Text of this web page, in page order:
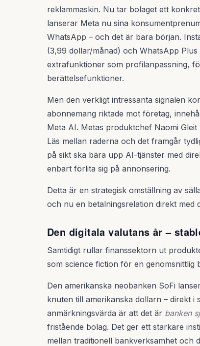
reklammaskin. Nu tar bolaget ett
lanserar Meta nu sina
WhatsApp – och det är bara början.
(3,99 dollar/månad) och WhatsApp
extrafunktioner som profilanpassning,
berättelsefunktioner.
Men den verkligt intressanta signalen
abonnemang riktade mot företag,
Meta AI. Metas produktchef Naomi
Läs mellan raderna och det framgår
på sikt ska bära upp AI-tjänster med
enbart förlita sig på annonsering.
Detta är en strategisk omställning av
och nu en betalningsrelation direkt med
Den digitala valutans år –
Samtidigt rullar finanssektorn ut
som science fiction för en genomsnittlig
Den amerikanska neobanken SoFi
knuten till amerikanska dollarn – direkt
anmärkningsvärda är att det är banken
fristående bolag. Det ger ett starkare
mellan traditionell bankverksamhet och